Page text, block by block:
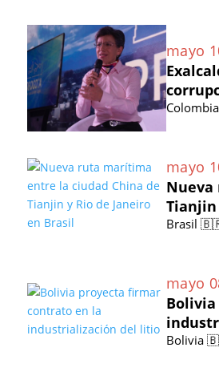
mayo
mayo
Tianjin
Brasil
mayo
Bolivia